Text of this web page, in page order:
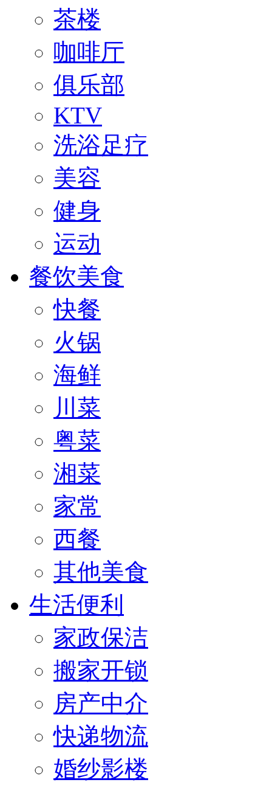
茶楼
咖啡厅
俱乐部
KTV
洗浴足疗
美容
健身
运动
餐饮美食
快餐
火锅
海鲜
川菜
粤菜
湘菜
家常
西餐
其他美食
生活便利
家政保洁
搬家开锁
房产中介
快递物流
婚纱影楼